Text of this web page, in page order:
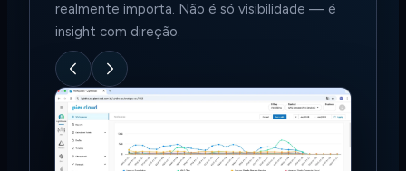
realmente importa. Não é só visibilidade — é
insight com direção.